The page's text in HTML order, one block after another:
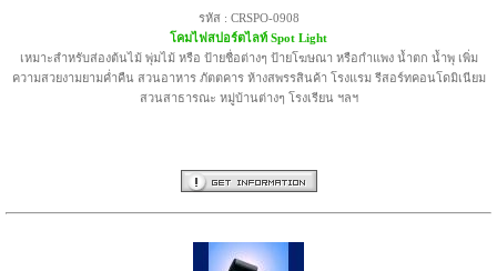
รหัส : CRSPO-0908
โคมไฟสปอร์ตไลท์ Spot Light
เหมาะสำหรับส่องต้นไม้ พุ่มไม้ หรือ ป้ายชื่อต่างๆ ป้ายโฆษณา หรือกำแพง น้ำตก น้ำพุ เพิ่ม
ความสวยงามยามค่ำคืน สวนอาหาร ภัตตคาร ห้างสพรรสินค้า โรงแรม รีสอร์ทคอนโดมิเนียม
สวนสาธารณะ หมู่บ้านต่างๆ โรงเรียน ฯลฯ